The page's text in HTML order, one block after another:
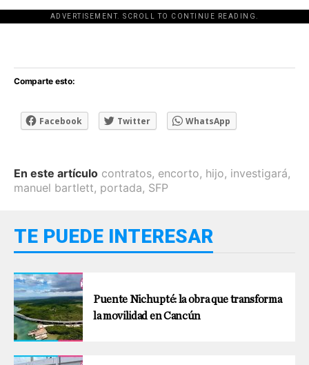
ADVERTISEMENT. SCROLL TO CONTINUE READING.
[adsforwp id="243463"]
Comparte esto:
Facebook Twitter WhatsApp
En este artículo contratos, encorto, hijo, investigará,
manuel bartlett, portada, SFP
TE PUEDE INTERESAR
Puente Nichupté: la obra que transforma
la movilidad en Cancún